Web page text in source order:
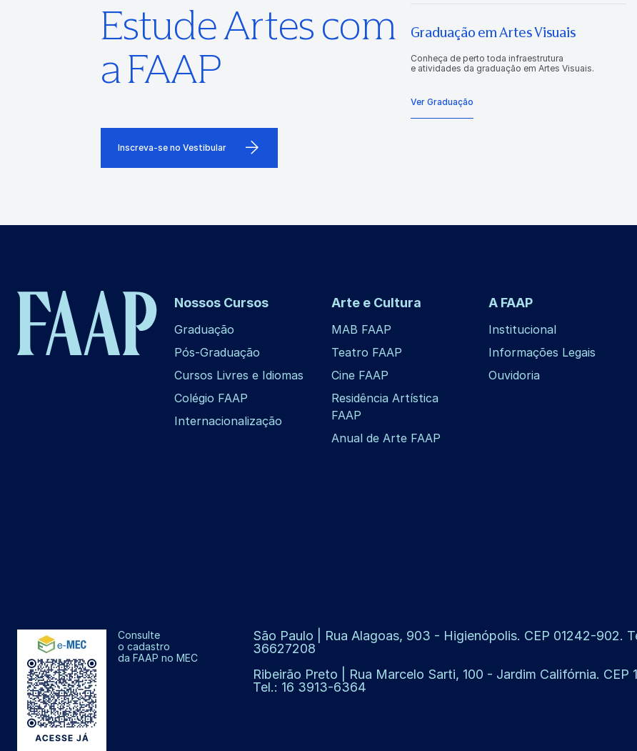
Estude Artes com
a FAAP
Inscreva-se no Vestibular
Graduação em Artes Visuais
Conheça de perto toda infraestrutura
e atividades da graduação em Artes Visuais.
Ver Graduação
Nossos Cursos
Graduação
Pós-Graduação
Cursos Livres e Idiomas
Colégio FAAP
Internacionalização
Arte e Cultura
MAB FAAP
Teatro FAAP
Cine FAAP
Residência Artística
FAAP
Anual de Arte FAAP
A FAAP
Institucional
Informações Legais
Ouvidoria
Consulte
o cadastro
da FAAP no MEC
São Paulo | Rua Alagoas, 903 - Higienópolis. CEP 01242-902.
36627208
Ribeirão Preto | Rua Marcelo Sarti, 100 - Jardim Califórnia. CEP
Tel.: 16 3913-6364